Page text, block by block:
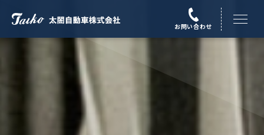
お問い合わせ menu